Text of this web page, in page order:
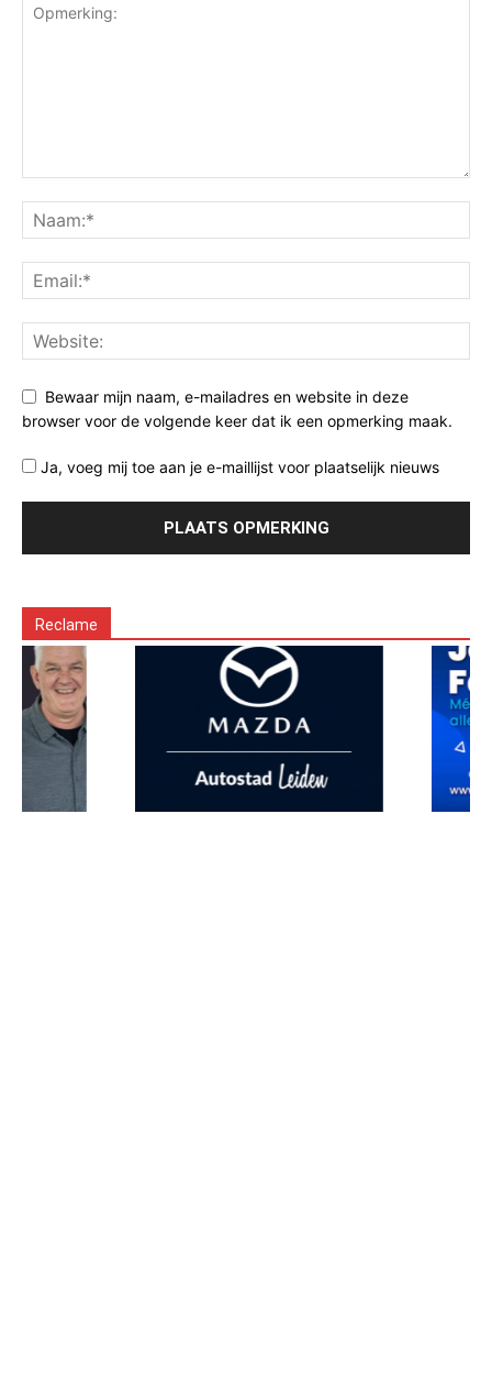
Bewaar mijn naam, e-mailadres en website in deze
browser voor de volgende keer dat ik een opmerking maak.
Ja, voeg mij toe aan je e-maillijst voor plaatselijk nieuws
Reclame